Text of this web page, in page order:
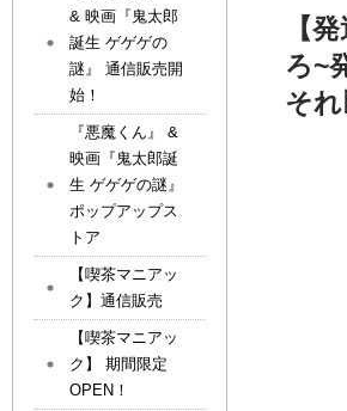
【
ろ~
そ
& 映画『鬼太郎
誕生 ゲゲゲの
謎』 通信販売開
始！
『悪魔くん』 &
映画『鬼太郎誕
生 ゲゲゲの謎』
ポップアップス
トア
【喫茶マニアッ
ク】通信販売
【喫茶マニアッ
ク】 期間限定
OPEN！